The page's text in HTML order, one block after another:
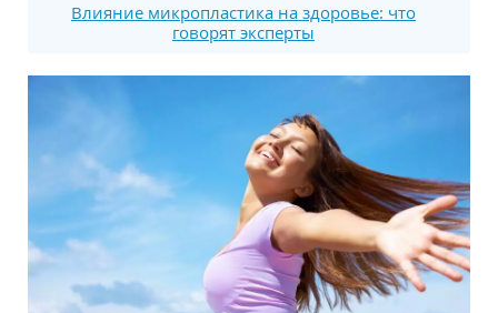
Влияние микропластика на здоровье: что
говорят эксперты